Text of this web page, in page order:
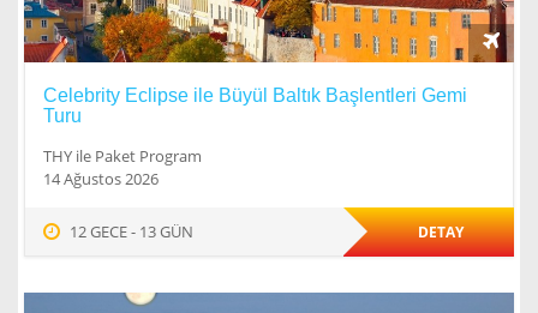
Celebrity Eclipse ile Büyül Baltık Başlentleri Gemi
Turu
THY ile Paket Program
14 Ağustos 2026
12 GECE - 13 GÜN DETAY